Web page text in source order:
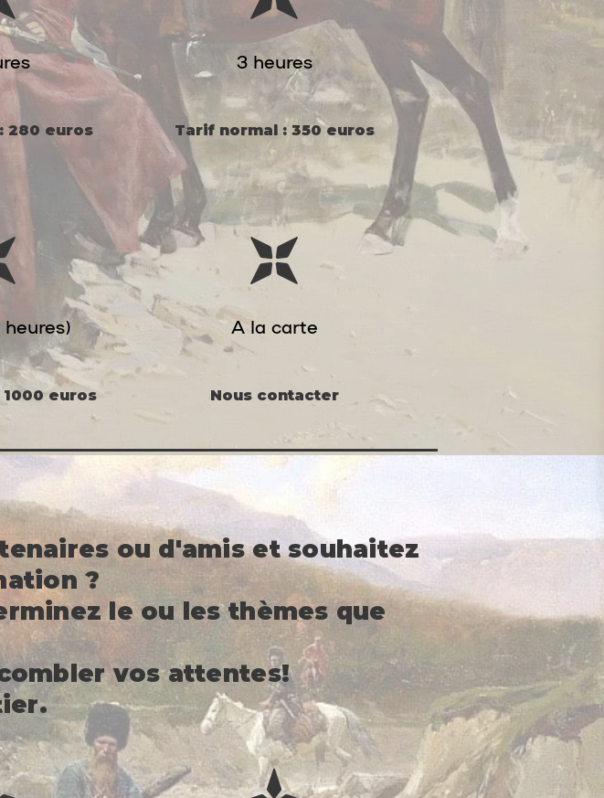
280 euros
heures)
euros
3 heures
Tarif normal : 350 euros
A la carte
Nous contacter
ou d'amis et souhaitez
?
le ou les thèmes que
vos attentes!​